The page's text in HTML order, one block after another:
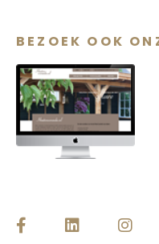
BEZOEK OOK